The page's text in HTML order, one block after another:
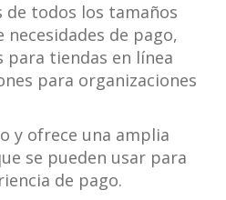
de todos los tamaños
necesidades de pago,
para tiendas en línea
para organizaciones
y ofrece una amplia
se pueden usar para
de pago.